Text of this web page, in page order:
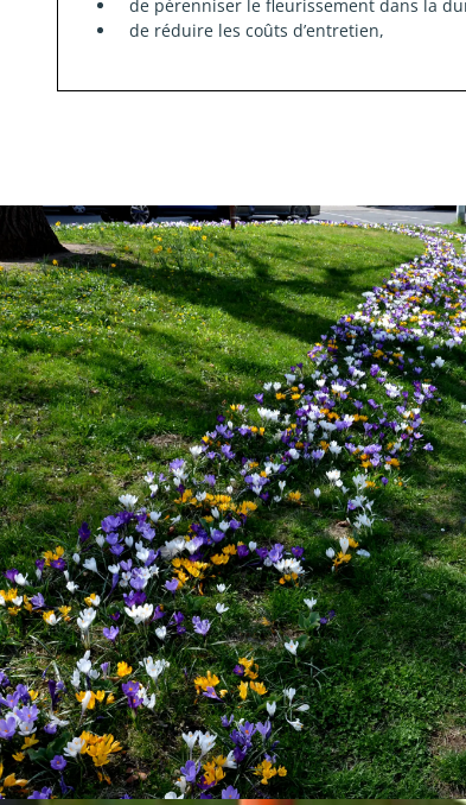
de pérenniser le fleurissement dans la
de réduire les coûts d’entretien,